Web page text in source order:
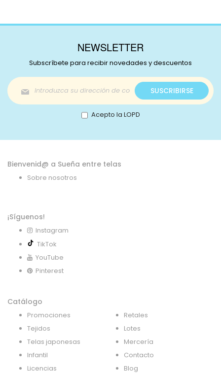
NEWSLETTER
Subscríbete para recibir novedades y descuentos
Inscríbase
a
nuestro
boletín
de
SUSCRIBIRSE
Acepto la LOPD
Bienvenid@ a Sueña entre telas
Sobre nosotros
¡Síguenos!
Instagram
TikTok
YouTube
Pinterest
Catálogo
Promociones
Tejidos
Telas japonesas
Infantil
Licencias
Retales
Lotes
Mercería
Contacto
Blog